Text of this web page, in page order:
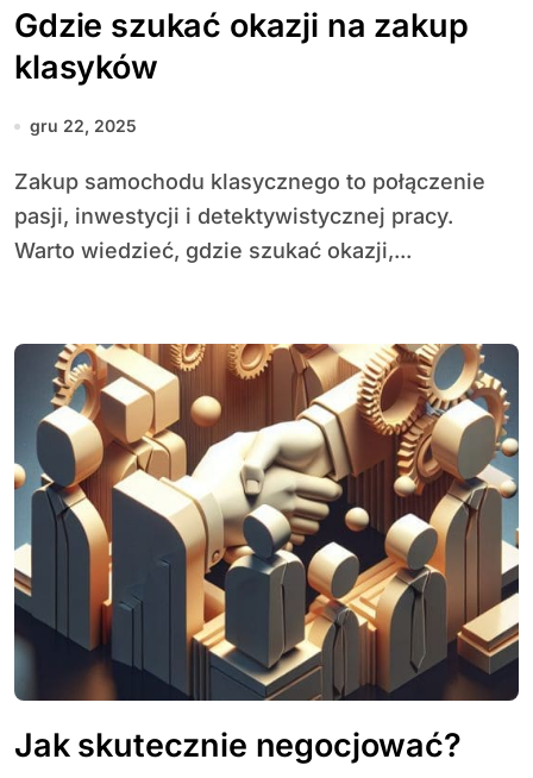
Gdzie szukać okazji na zakup
klasyków
gru 22, 2025
Zakup samochodu klasycznego to połączenie
pasji, inwestycji i detektywistycznej pracy.
Warto wiedzieć, gdzie szukać okazji,...
Jak skutecznie negocjować?